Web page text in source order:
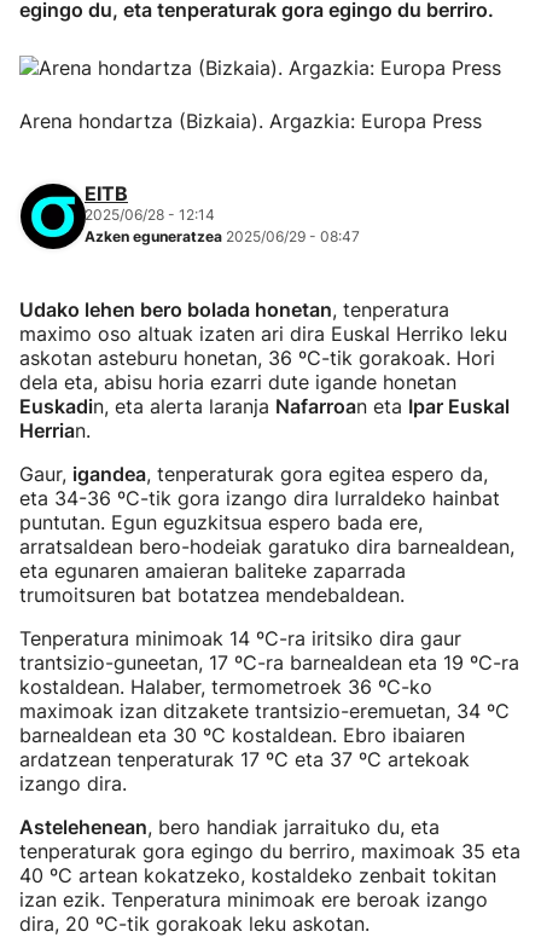
egingo du, eta tenperaturak gora egingo du berriro.
Arena hondartza (Bizkaia). Argazkia: Europa Press
EITB
2025/06/28 - 12:14
Azken eguneratzea 2025/06/29 - 08:47
Udako lehen bero bolada honetan, tenperatura
maximo oso altuak izaten ari dira Euskal Herriko leku
askotan asteburu honetan, 36 ºC-tik gorakoak. Hori
dela eta, abisu horia ezarri dute igande honetan
Euskadin, eta alerta laranja Nafarroan eta Ipar Euskal
Herrian.
Gaur, igandea, tenperaturak gora egitea espero da,
eta 34-36 ºC-tik gora izango dira lurraldeko hainbat
puntutan. Egun eguzkitsua espero bada ere,
arratsaldean bero-hodeiak garatuko dira barnealdean,
eta egunaren amaieran baliteke zaparrada
trumoitsuren bat botatzea mendebaldean.
Tenperatura minimoak 14 ºC-ra iritsiko dira gaur
trantsizio-guneetan, 17 ºC-ra barnealdean eta 19 ºC-ra
kostaldean. Halaber, termometroek 36 ºC-ko
maximoak izan ditzakete trantsizio-eremuetan, 34 ºC
barnealdean eta 30 ºC kostaldean. Ebro ibaiaren
ardatzean tenperaturak 17 ºC eta 37 ºC artekoak
izango dira.
Astelehenean, bero handiak jarraituko du, eta
tenperaturak gora egingo du berriro, maximoak 35 eta
40 ºC artean kokatzeko, kostaldeko zenbait tokitan
izan ezik. Tenperatura minimoak ere beroak izango
dira, 20 ºC-tik gorakoak leku askotan.